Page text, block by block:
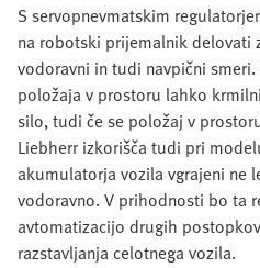
S servopnevmatskim
na robotski prijemalnik delovati
vodoravni in tudi navpični
položaja v prostoru lahko
silo, tudi če se položaj v
Liebherr izkorišča tudi pri
akumulatorja vozila vgrajeni ne
vodoravno. V prihodnosti bo ta
avtomatizacijo drugih
razstavljanja celotnega vozila.